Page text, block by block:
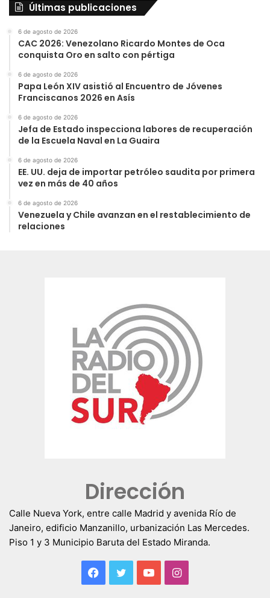
Últimas publicaciones
6 de agosto de 2026
CAC 2026: Venezolano Ricardo Montes de Oca
conquista Oro en salto con pértiga
6 de agosto de 2026
Papa León XIV asistió al Encuentro de Jóvenes
Franciscanos 2026 en Asís
6 de agosto de 2026
Jefa de Estado inspecciona labores de recuperación
de la Escuela Naval en La Guaira
6 de agosto de 2026
EE. UU. deja de importar petróleo saudita por primera
vez en más de 40 años
6 de agosto de 2026
Venezuela y Chile avanzan en el restablecimiento de
relaciones
Dirección
Calle Nueva York, entre calle Madrid y avenida Río de
Janeiro, edificio Manzanillo, urbanización Las Mercedes.
Piso 1 y 3 Municipio Baruta del Estado Miranda.
Facebook
TwitterYouTubeInstagram